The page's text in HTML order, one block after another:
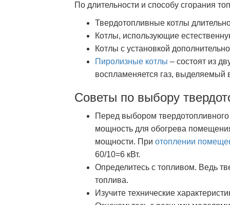
По длительности и способу сгорания
Твердотопливные котлы
Котлы, использующие
Котлы с установкой
Пиролизные котлы – состоят из
воспламеняется газ, выделяемый
Советы по выбору
Перед выбором
мощность для обогрева
мощности. При отоплении
60/10=6 кВт.
Определитесь с топливом. Ведь
топлива.
Изучите технические